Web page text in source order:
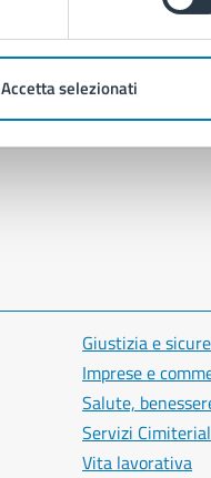
Accetta selezionati
Giustizia e
Imprese e
Salute,
Servizi
Vita lavorativa